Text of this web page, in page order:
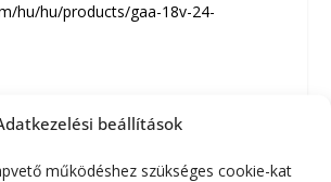
beállítások
működéshez szükséges cookie-kat
hu/hu/products/gaa-18v-24-
RÉSZVÉNY: